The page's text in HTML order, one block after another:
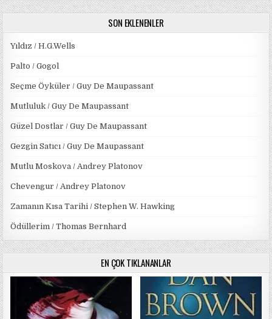
SON EKLENENLER
Yıldız / H.G.Wells
Palto / Gogol
Seçme Öyküler / Guy De Maupassant
Mutluluk / Guy De Maupassant
Güzel Dostlar / Guy De Maupassant
Gezgin Satıcı / Guy De Maupassant
Mutlu Moskova / Andrey Platonov
Chevengur / Andrey Platonov
Zamanın Kısa Tarihi / Stephen W. Hawking
Ödüllerim / Thomas Bernhard
EN ÇOK TIKLANANLAR